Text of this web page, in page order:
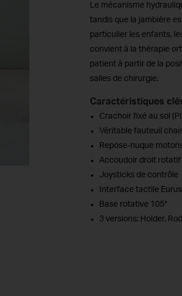
Le mécanisme
tandis que la jambière
particulier les enfants,
convient à la thérapie
patient à partir de la
salles de chirurgie.
Caractéristiques
Crachoir fixé au sol
Véritable fauteuil
Repose-nuque
Accoudoir droit rotatif
Joysticks de contrôle
Interface tactile Eurus
Base rotative 105°
3 versions: Holder,